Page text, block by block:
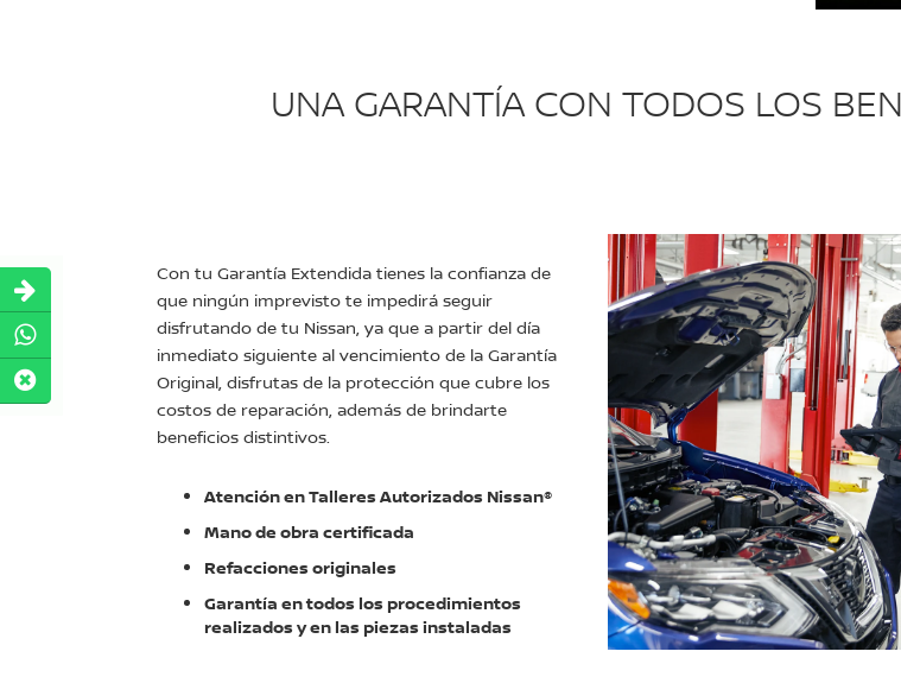
UNA GARANTÍA CON TODOS LOS
Con tu Garantía Extendida tienes la confianza de
que ningún imprevisto te impedirá seguir
disfrutando de tu Nissan, ya que a partir del día
inmediato siguiente al vencimiento de la Garantía
Original, disfrutas de la protección que cubre los
costos de reparación, además de brindarte
beneficios distintivos.
Atención en Talleres Autorizados Nissan®
Mano de obra certificada
Refacciones originales
Garantía en todos los procedimientos
realizados y en las piezas instaladas